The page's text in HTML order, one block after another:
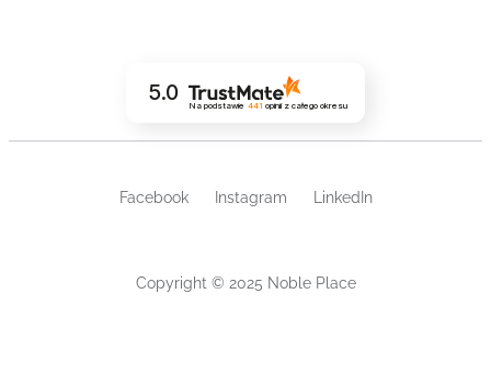
5.0
Na podstawie 441 opinii z całego okresu
Copyright © 2025 Noble Place
Facebook Instagram LinkedIn